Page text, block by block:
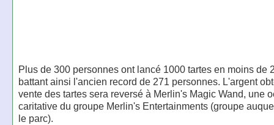
Plus de 300 personnes ont lancé 1000 tartes en moins de
battant ainsi l'ancien record de 271 personnes. L'argent
vente des tartes sera reversé à Merlin's Magic Wand, une
caritative du groupe Merlin's Entertainments (groupe
le parc).